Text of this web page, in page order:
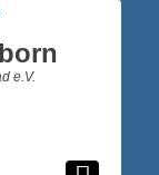
e.V.